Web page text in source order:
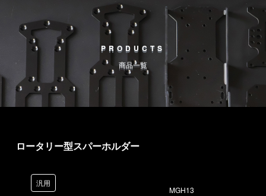
PRODUCTS
商品一覧
ロータリー型スパーホルダー
汎用
MGH13